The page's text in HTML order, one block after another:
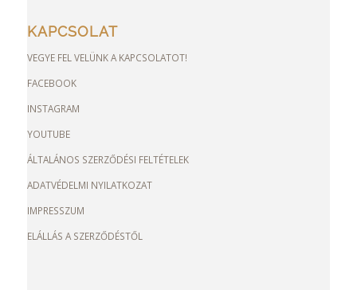
KAPCSOLAT
VEGYE FEL VELÜNK A KAPCSOLATOT!
FACEBOOK
INSTAGRAM
YOUTUBE
ÁLTALÁNOS SZERZŐDÉSI FELTÉTELEK
ADATVÉDELMI NYILATKOZAT
IMPRESSZUM
ELÁLLÁS A SZERZŐDÉSTŐL